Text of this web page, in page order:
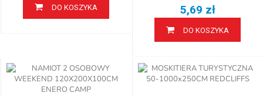
DO KOSZYKA 5,69 zł
DO KOSZYKA